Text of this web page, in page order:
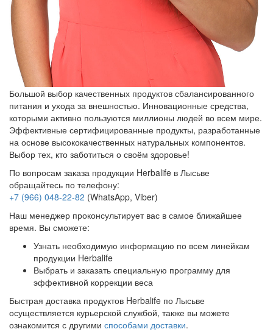
Большой выбор качественных продуктов сбалансированного
питания и ухода за внешностью. Инновационные средства,
которыми активно пользуются миллионы людей во всем мире.
Эффективные сертифицированные продукты, разработанные
на основе высококачественных натуральных компонентов.
Выбор тех, кто заботиться о своём здоровье!
По вопросам заказа продукции Herbalife в Лысьве
обращайтесь по телефону:
+7 (966) 048-22-82 (WhatsApp, Viber)
Наш менеджер проконсультирует вас в самое ближайшее
время. Вы сможете:
Узнать необходимую информацию по всем линейкам
продукции Herbalife
Выбрать и заказать специальную программу для
эффективной коррекции веса
Быстрая доставка продуктов Herbalife по Лысьве
осуществляется курьерской службой, также вы можете
ознакомится с другими способами доставки.